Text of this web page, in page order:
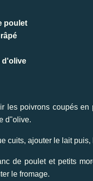
poulet
d'olive
les poivrons coupés
d"olive.
cuits, ajouter le lait
de poulet et petits
le fromage.